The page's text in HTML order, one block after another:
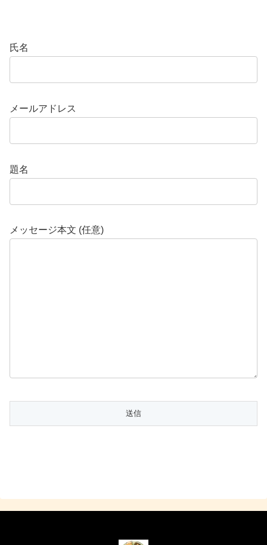
氏名
メールアドレス
題名
メッセージ本文 (任意)